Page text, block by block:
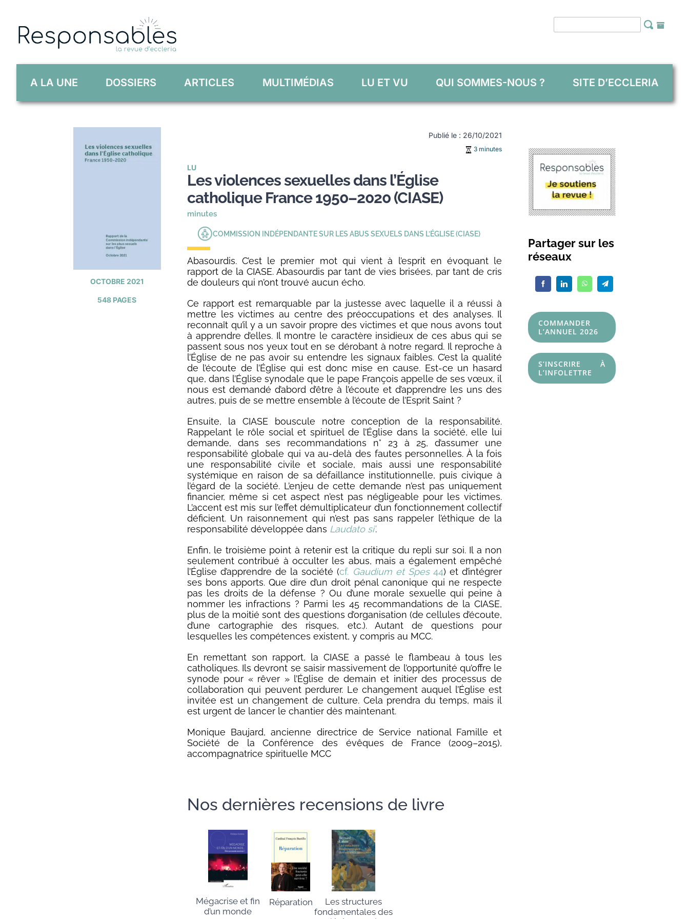
content
A LA UNE DOSSIERS ARTICLES MULTIMÉDIAS LU ET VU QUI SOMMES-NOUS ? SITE D’ECCLERIA
OCTOBRE 2021
548 PAGES
Publié le : 26/10/2021
3 minutes
LU
Les violences sexuelles dans l’Église
catholique France 1950–2020 (CIASE)
minutes
COMMISSION INDÉPENDANTE SUR LES ABUS SEXUELS DANS L’ÉGLISE (CIASE)
Abasourdis. C’est le premier mot qui vient à l’esprit en évoquant le
rapport de la CIASE. Abasourdis par tant de vies brisées, par tant de cris
de douleurs qui n’ont trouvé aucun écho.
Ce rapport est remarquable par la justesse avec laquelle il a réussi à
mettre les victimes au centre des préoccupations et des analyses. Il
reconnaît qu’il y a un savoir propre des victimes et que nous avons tout
à apprendre d’elles. Il montre le caractère insidieux de ces abus qui se
passent sous nos yeux tout en se dérobant à notre regard. Il reproche à
l’Église de ne pas avoir su entendre les signaux faibles. C’est la qualité
de l’écoute de l’Église qui est donc mise en cause. Est-ce un hasard
que, dans l’Église synodale que le pape François appelle de ses vœux, il
nous est demandé d’abord d’être à l’écoute et d’apprendre les uns des
autres, puis de se mettre ensemble à l’écoute de l’Esprit Saint ?
Ensuite, la CIASE bouscule notre conception de la responsabilité.
Rappelant le rôle social et spirituel de l’Église dans la société, elle lui
demande, dans ses recommandations n° 23 à 25, d’assumer une
responsabilité globale qui va au-delà des fautes personnelles. À la fois
une responsabilité civile et sociale, mais aussi une responsabilité
systémique en raison de sa défaillance institutionnelle, puis civique à
l’égard de la société. L’enjeu de cette demande n’est pas uniquement
financier, même si cet aspect n’est pas négligeable pour les victimes.
L’accent est mis sur l’effet démultiplicateur d’un fonctionnement collectif
déficient. Un raisonnement qui n’est pas sans rappeler l’éthique de la
responsabilité développée dans Laudato si’.
Enfin, le troisième point à retenir est la critique du repli sur soi. Il a non
seulement contribué à occulter les abus, mais a également empêché
l’Église d’apprendre de la société (cf. Gaudium et Spes44) et d’intégrer
ses bons apports. Que dire d’un droit pénal canonique qui ne respecte
pas les droits de la défense ? Ou d’une morale sexuelle qui peine à
nommer les infractions ? Parmi les 45 recommandations de la CIASE,
plus de la moitié sont des questions d’organisation (de cellules d’écoute,
d’une cartographie des risques, etc.). Autant de questions pour
lesquelles les compétences existent, y compris au MCC.
En remettant son rapport, la CIASE a passé le flambeau à tous les
catholiques. Ils devront se saisir massivement de l’opportunité qu’offre le
synode pour « rêver » l’Église de demain et initier des processus de
collaboration qui peuvent perdurer. Le changement auquel l’Église est
invitée est un changement de culture. Cela prendra du temps, mais il
est urgent de lancer le chantier dès maintenant.
Monique Baujard, ancienne directrice de Service national Famille et
Société de la Conférence des évêques de France (2009–2015),
accompagnatrice spirituelle MCC
Nos dernières recensions de livre
Mégacrise et fin
d’un monde
Réparation
Les structures
fondamentales des
Partager sur les
réseaux
COMMANDER
L’ANNUEL 2026
S’INSCRIRE À
L’INFOLETTRE